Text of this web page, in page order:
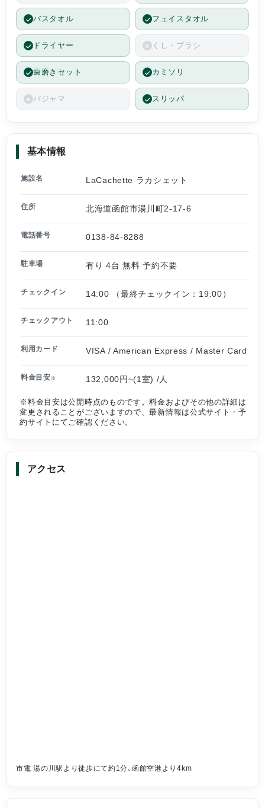
バスタオル フェイスタオル
ドライヤー くし・ブラシ
歯磨きセット カミソリ
パジャマ スリッパ
基本情報
施設名 LaCachette ラカシェット
住所 北海道函館市湯川町2-17-6
電話番号 0138-84-8288
駐車場 有り 4台 無料 予約不要
チェックイン 14:00 （最終チェックイン：19:00）
チェックアウト 11:00
利用カード VISA / American Express / Master Card
料金目安 ※ 132,000円~(1室) /人
※料金目安は公開時点のものです。料金およびその他の詳細は
変更されることがございますので、最新情報は公式サイト・予
約サイトにてご確認ください。
アクセス
市電 湯の川駅より徒歩にて約1分､函館空港より4km